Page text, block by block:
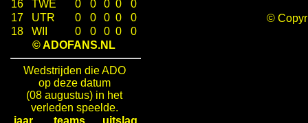
16
TWE 0 0 0 0
0
17
UTR 0 0 0 0
0
18
WII 0 0 0 0
0
© ADOFANS.NL
Wedstrijden die ADO
op deze datum
(08 augustus) in het
verleden speelde.
jaar
teams
uitslag
©